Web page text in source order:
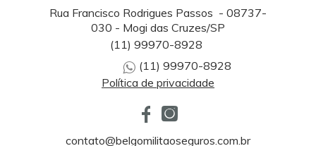
Rua Francisco Rodrigues Passos - 08737-
030 - Mogi das Cruzes/SP
(11) 99970-8928
(11) 99970-8928
Política de privacidade
contato@belgomilitaoseguros.com.br